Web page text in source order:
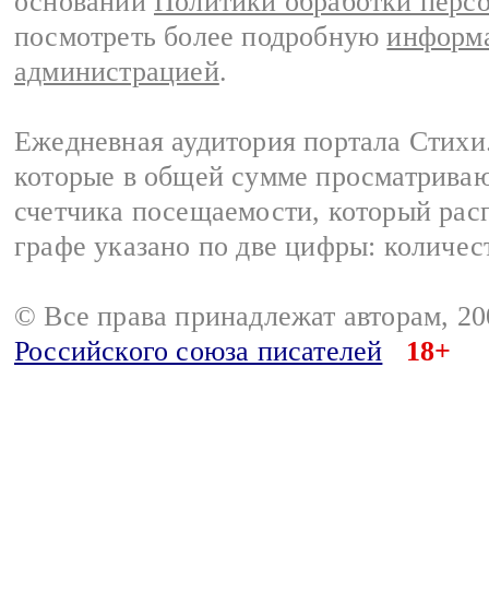
посмотреть более подробную
администрацией.
Ежедневная аудитория портала
которые в общей сумме
счетчика посещаемости, который
графе указано по две цифры:
© Все права принадлежат авторам,
Российского союза писателей
18+